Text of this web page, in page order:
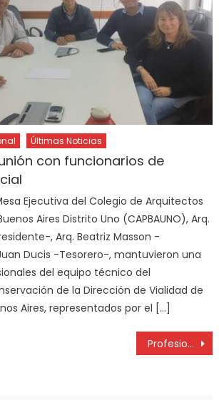
Últimas Noticias
con funcionarios de
Ejecutiva del Colegio de Arquitectos
Aires Distrito Uno (CAPBAUNO), Arq.
, Arq. Beatriz Masson -
Ducis -Tesorero-, mantuvieron una
del equipo técnico del
de la Dirección de Vialidad de
Aires, representados por el […]
Profesionales de la Higiene y Seguridad deben realizar visado de encomiendas, trabajos o contratos